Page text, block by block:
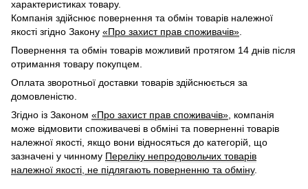
характеристиках товару.
Компанія здійснює повернення та обмін товарів належної
якості згідно Закону «Про захист прав споживачів»
Повернення та обмін товарів можливий протягом 14 днів після
отримання товару покупцем.
Оплата зворотньої доставки товарів здійснюється за
домовленістю.
Згідно із Законом «Про захист прав споживачів» , компанія
може відмовити споживачеві в обміні та поверненні товарів
належної якості, якщо вони відносяться до категорій, що
зазначені у чинному Переліку непродовольчих товарів
належної якості, не підлягають поверненню та обміну.